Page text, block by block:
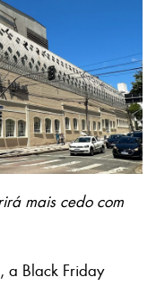
mais cedo com
a Black Friday